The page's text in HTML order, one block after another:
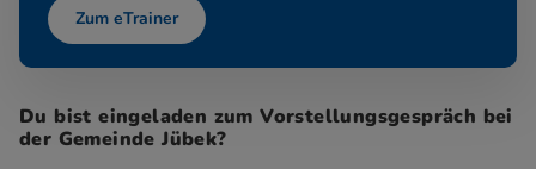
Zum eTrainer
Du bist eingeladen zum Vorstellungsgespräch bei
der Gemeinde Jübek?